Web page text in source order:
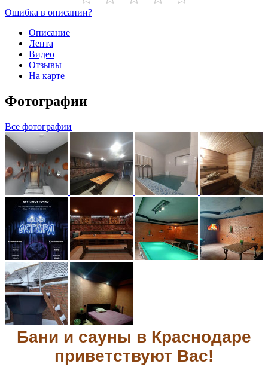
Ошибка в описании?
Описание
Лента
Видео
Отзывы
На карте
Фотографии
Все фотографии
Бани и сауны в Краснодаре
приветствуют Вас!